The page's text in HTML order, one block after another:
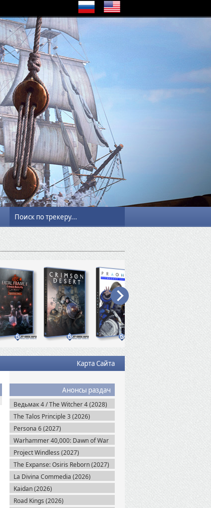
Карта Сайта
Анонсы раздач
Ведьмак 4 / The Witcher 4 (2028)
The Talos Principle 3 (2026)
Persona 6 (2027)
Warhammer 40,000: Dawn of War
IV (2026)
Project Windless (2027)
The Expanse: Osiris Reborn (2027)
La Divina Commedia (2026)
Kaidan (2026)
Road Kings (2026)